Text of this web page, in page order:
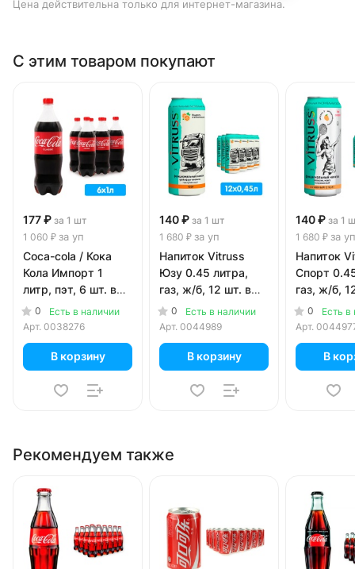
Цена действительна только для интернет-магазина.
С этим товаром покупают
177 ₽ за 1 шт
1 060 ₽ за уп
Coca-cola / Кока
Кола Импорт 1
литр, пэт, 6 шт. в
уп.0
Есть в наличии
Арт. 0038276
В корзину
140 ₽ за 1 шт
1 680 ₽ за уп
Напиток Vitruss
Юзу 0.45 литра,
газ, ж/б, 12 шт. в
уп.0
Есть в наличии
Арт. 0044989
В корзину
140 ₽ за 1
1 680 ₽ за уп
Напиток
Спорт
газ, ж/б,
уп.0
Есть в
Арт.
В
Рекомендуем также